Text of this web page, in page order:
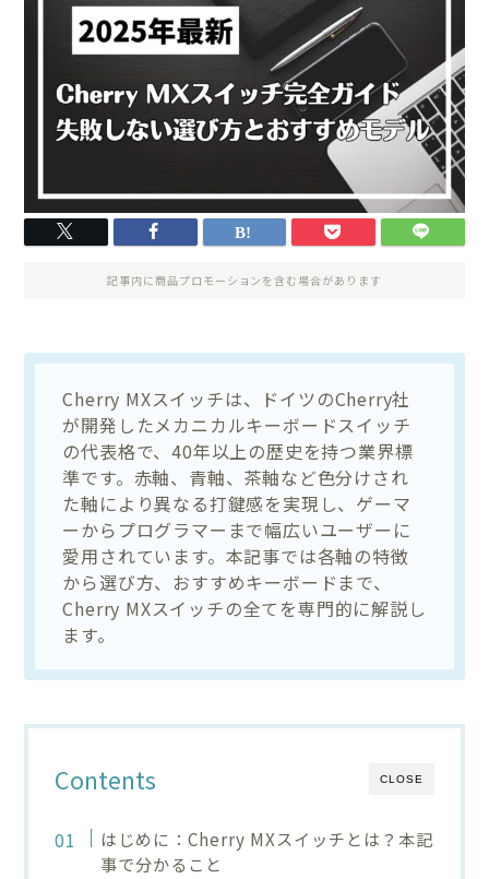
記事内に商品プロモーションを含む場合があります
Cherry MXスイッチは、ドイツのCherry社
が開発したメカニカルキーボードスイッチ
の代表格で、40年以上の歴史を持つ業界標
準です。赤軸、青軸、茶軸など色分けされ
た軸により異なる打鍵感を実現し、ゲーマ
ーからプログラマーまで幅広いユーザーに
愛用されています。本記事では各軸の特徴
から選び方、おすすめキーボードまで、
Cherry MXスイッチの全てを専門的に解説し
ます。
CLOSE
Contents
はじめに：Cherry MXスイッチとは？本記
事で分かること